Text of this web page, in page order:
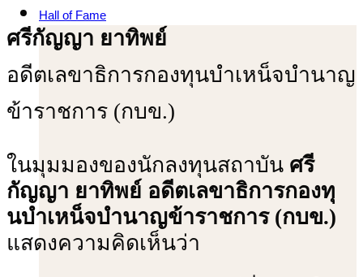
Hall of Fame
ศรีกัญญา ยาทิพย์
อดีตเลขาธิการกองทุนบําเหน็จบํานาญ
ข้าราชการ (กบข.)
ในมุมมองของนักลงทุนสถาบัน ศรี
กัญญา ยาทิพย์ อดีตเลขาธิการกองทุ
นบําเหน็จบํานาญข้าราชการ (กบข.)
แสดงความคิดเห็นว่า